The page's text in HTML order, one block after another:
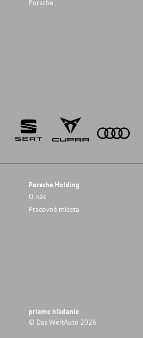
Porsche
Porsche Holding
O nás
Pracovné miesta
priame hľadanie
© Das WeltAuto 2026